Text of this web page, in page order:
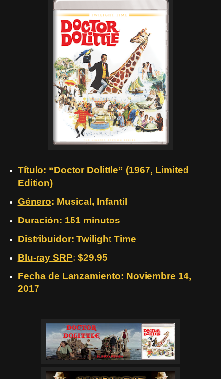
Título: “Doctor Dolittle” (1967, Limited
Edition)
Género: Musical, Infantil
Duración: 151 minutos
Distribuidor: Twilight Time
Blu-ray SRP: $29.95
Fecha de Lanzamiento: Noviembre 14,
2017